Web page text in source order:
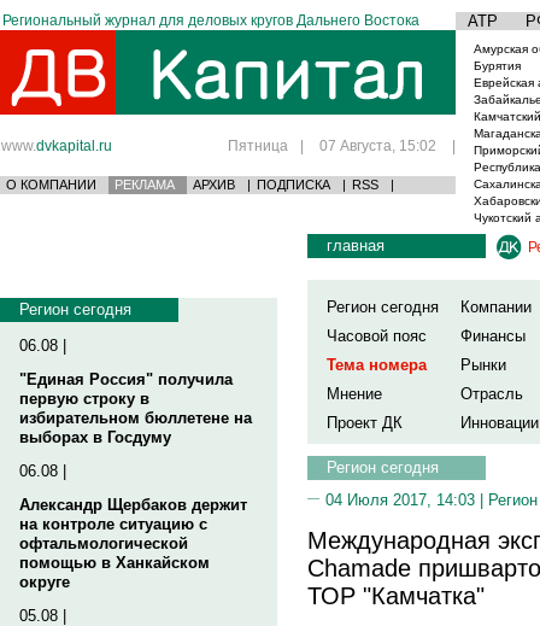
Региональный журнал для деловых кругов Дальнего Востока АТР
www.dvkapital.ru Пятница | 07 Августа, 15:02 |
О КОМПАНИИ РЕКЛАМА АРХИВ | ПОДПИСКА | RSS |
Амурская
Бурятия
Еврейская
Чукотский
Регион сегодня
06.08 |
"Единая Россия" получила
первую строку в
избирательном бюллетене на
выборах в Госдуму
06.08 |
Александр Щербаков держит
на контроле ситуацию с
офтальмологической
помощью в Ханкайском
округе
05.08 |
главная
Регион сегодня
Компании
Часовой пояс
Финансы
Тема номера
Рынки
Мнение
Отрасль
Проект ДК
Инновации
Регион сегодня
04 Июля 2017, 14:03 |
Международная
Chamade
ТОР "Камчатка"